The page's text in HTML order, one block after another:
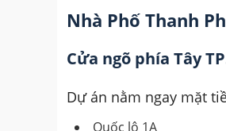
Nhà Phố Thanh
Cửa ngõ phía Tây
Dự án nằm ngay mặt
Quốc lộ 1A